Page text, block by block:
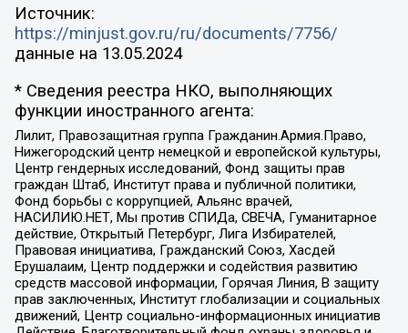
Источник:
https://minjust.gov.ru/ru/documents/7756/
данные на 13.05.2024
* Сведения реестра НКО, выполняющих
функции иностранного агента:
Лилит, Правозащитная группа Гражданин.Армия.Право,
Нижегородский центр немецкой и европейской культуры,
Центр гендерных исследований, Фонд защиты прав
граждан Штаб, Институт права и публичной политики,
Фонд борьбы с коррупцией, Альянс врачей,
НАСИЛИЮ.НЕТ, Мы против СПИДа, СВЕЧА, Гуманитарное
действие, Открытый Петербург, Лига Избирателей,
Правовая инициатива, Гражданский Союз, Хасдей
Ерушалаим, Центр поддержки и содействия развитию
средств массовой информации, Горячая Линия, В защиту
прав заключенных, Институт глобализации и социальных
движений, Центр социально-информационных инициатив